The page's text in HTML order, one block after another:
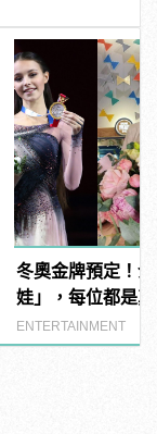
冬奧金牌預定！
娃」，每位都是
Elsa！ |
ENTERTAINMENT